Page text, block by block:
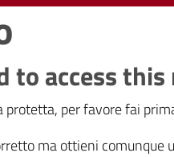
to access this
protetta, per favore fai
ma ottieni comunque